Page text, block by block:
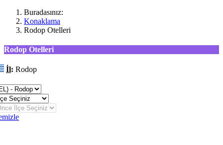
Buradasınız:
Konaklama
Rodop Otelleri
Rodop Otelleri
İl: Rodop